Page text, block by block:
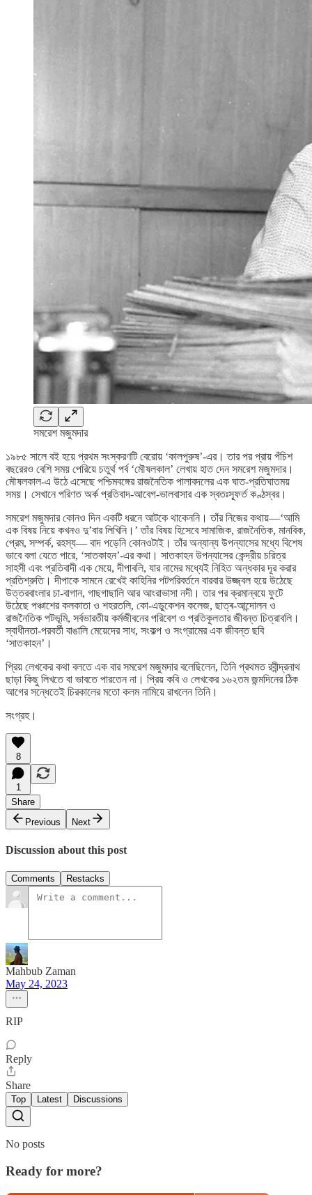
সমরেশ মজুমদার
১৯৮৫ সালে বই হয়ে প্রথম সংস্করণটি বেরোয় ‘কালপুরুষ’-এর। তার পর প্রায় পঁচিশ
বছরেরও বেশি সময় পেরিয়ে চতুর্থ পর্ব ‘মৌষলকাল’ লেখায় হাত দেন সমরেশ মজুমদার।
মৌষলকাল-এ উঠে এসেছে পশ্চিমবঙ্গের রাজনৈতিক পালাবদলের এক ঘাত-প্রতিঘাতময়
সময়। সেখানে পরিণত অর্ক প্রতিবাদ-আবেগ-ভালবাসার এক স্বতঃস্ফূর্ত কণ্ঠস্বর।
সমরেশ মজুমদার কোনও দিন একটি ধরনে আটকে থাকেননি। তাঁর নিজের কথায়—‘আমি
এক বিষয় নিয়ে কখনও দু’বার লিখিনি।’ তাঁর বিষয় হিসেবে সামাজিক, রাজনৈতিক, মানবিক,
প্রেম, সম্পর্ক, রহস্য— বাদ পড়েনি কোনওটাই। তাঁর অন্যান্য উপন্যাসের মধ্যে বিশেষ
ভাবে বলা যেতে পারে, ‘সাতকাহন’-এর কথা। সাতকাহন উপন্যাসের কেন্দ্রীয় চরিত্র
সাহসী এবং প্রতিবাদী এক মেয়ে, দীপাবলি, যার নামের মধ্যেই নিহিত অন্ধকার দূর করার
প্রতিশ্রুতি। দীপাকে সামনে রেখেই কাহিনির পটপরিবর্তনে বারবার উজ্জ্বল হয়ে উঠেছে
উত্তরবাংলার চা-বাগান, গাছগাছালি আর আংরাভাসা নদী। তার পর ক্রমান্বয়ে ফুটে
উঠেছে পঞ্চাশের কলকাতা ও শহরতলি, কো-এডুকেশন কলেজ, ছাত্ৰ-আন্দোলন ও
রাজনৈতিক পটভূমি, সর্বভারতীয় কর্মজীবনের পরিবেশ ও প্রতিকূলতার জীবন্ত চিত্রাবলি।
স্বাধীনতা-পরবর্তী বাঙালি মেয়েদের সাধ, সংকল্প ও সংগ্রামের এক জীবন্ত ছবি
‘সাতকাহন’।
প্রিয় লেখকের কথা বলতে এক বার সমরেশ মজুমদার বলেছিলেন, তিনি প্রথমত রবীন্দ্রনাথ
ছাড়া কিছু লিখতে বা ভাবতে পারতেন না। প্রিয় কবি ও লেখকের ১৬২তম জন্মদিনের ঠিক
আগের সন্ধেতেই চিরকালের মতো কলম নামিয়ে রাখলেন তিনি।
সংগ্রহ।
8
1
Share
Previous
Next
Discussion about this post
Comments Restacks
Mahbub Zaman
May 24, 2023
RIP
Reply
Share
Top Latest Discussions
No posts
Ready for more?